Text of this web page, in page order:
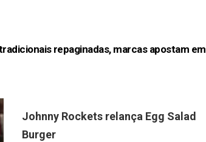
repaginadas, marcas apostam em
Johnny Rockets relança Egg Salad
Burger